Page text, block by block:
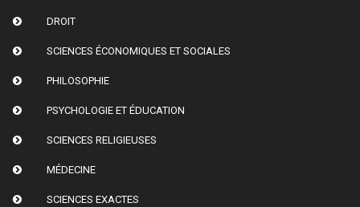
DROIT
SCIENCES ÉCONOMIQUES ET SOCIALES
PHILOSOPHIE
PSYCHOLOGIE ET ÉDUCATION
SCIENCES RELIGIEUSES
MÉDECINE
SCIENCES EXACTES